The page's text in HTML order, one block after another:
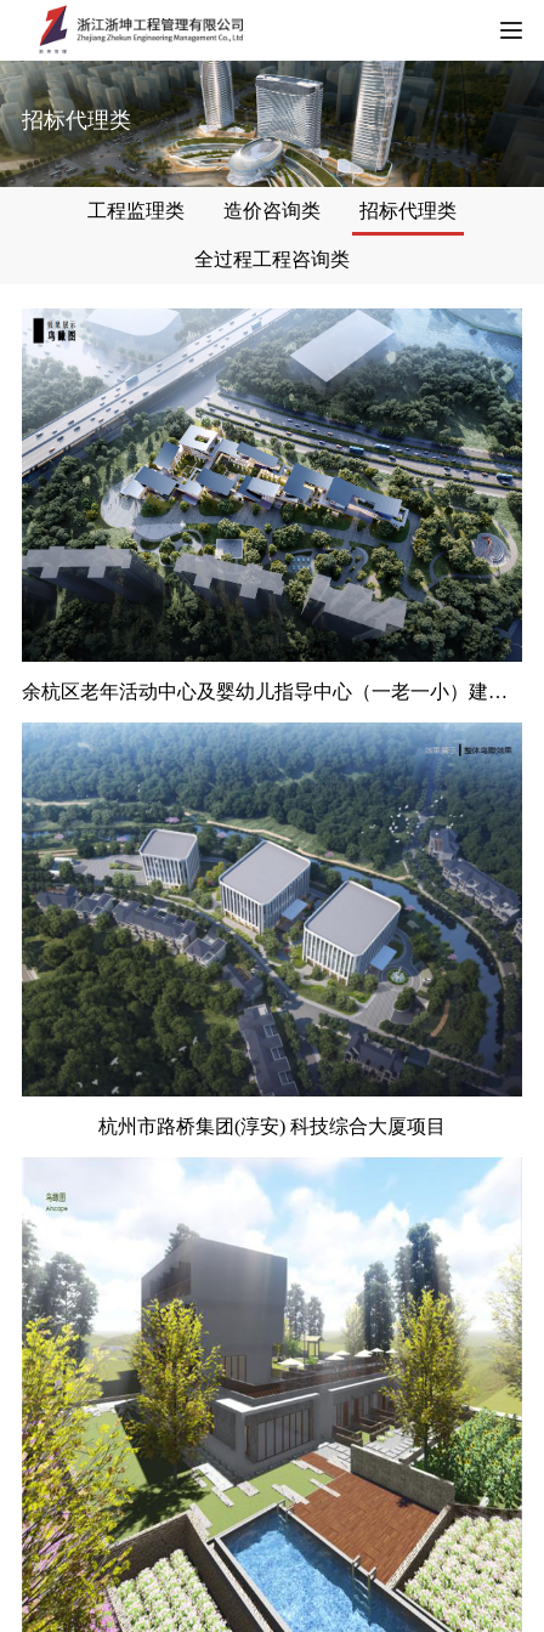
HOME
关于我们
公司简介
企业荣誉
项目荣誉
行业动态
典型案例
工程监理类
造价咨询类
招标代理类
全过程工程咨询类
服务项目
工程监理
造价咨询
招标代理
全过程工程咨询
加入我们
招贤纳士
加盟合作
联系我们
招标代理类
工程监理类 造价咨询类 招标代理类
全过程工程咨询类
余杭区老年活动中心及婴幼儿指导中心（一老一小）建设项目
杭州市路桥集团(淳安) 科技综合大厦项目